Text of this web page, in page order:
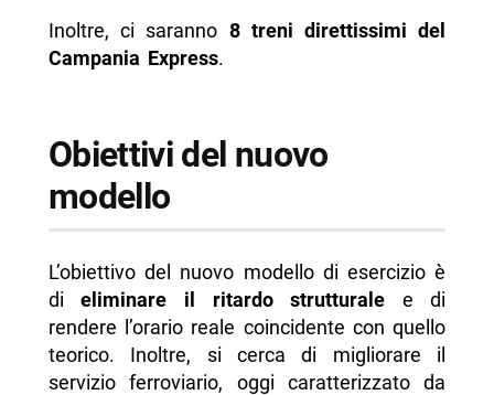
Inoltre, ci saranno 8 treni direttissimi del
Campania Express.
Obiettivi del nuovo
modello
L’obiettivo del nuovo modello di esercizio è
dieliminare il ritardo strutturale e di
rendere l’orario reale coincidente con quello
teorico. Inoltre, si cerca di migliorare il
servizio ferroviario, oggi caratterizzato da